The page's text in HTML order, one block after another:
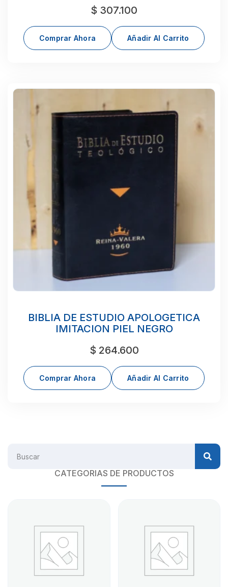
$ 307.100
Comprar Ahora Añadir Al Carrito
BIBLIA DE ESTUDIO APOLOGETICA
IMITACION PIEL NEGRO
$ 264.600
Comprar Ahora Añadir Al Carrito
CATEGORIAS DE PRODUCTOS